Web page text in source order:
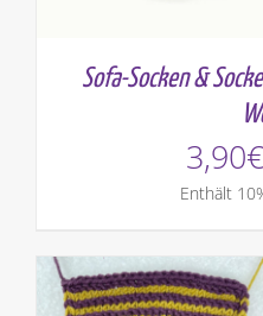
Sofa-Socken &
3,90€
Enthält